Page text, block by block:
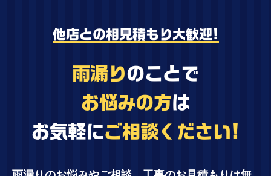
他店との相見積もり大歓迎!
雨漏りのことで
お悩みの方は
お気軽にご相談ください!